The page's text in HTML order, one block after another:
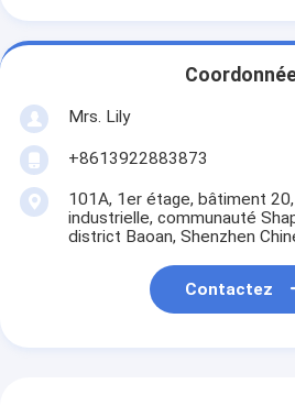
Mrs. Lily
+8613922883873
101A, 1er étage, bâtiment
industrielle, communauté
district Baoan, Shenzhen
Contactez